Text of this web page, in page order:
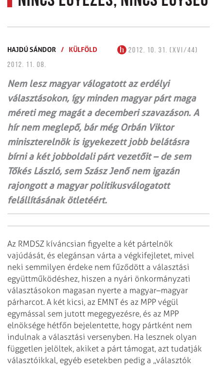
HAJDÚ SÁNDOR / KÜLFÖLD
2012. 10. 31. (XVI/44)
2012. 11. 08.
Nem lesz magyar válogatott az erdélyi
választásokon, így minden magyar párt maga
méreti meg magát a decemberi szavazáson. A
hír nem meglepő, bár még Orbán Viktor
miniszterelnök is igyekezett jobb belátásra
bírni a két jobboldali párt vezetőit – de sem
Tőkés László, sem Szász Jenő nem igazán
rajongott a magyar politikusválogatott
felállításának ötletéért.
Az RMDSZ kíváncsian figyelte a két pártelnök
vajúdását, és elegánsan várta a végkifejletet, mivel
neki semmilyen érdeke nem fűződött a választási
együttműködéshez, hiszen a nyári önkormányzati
választásokon magasan nyerte a magyar–magyar
párharcot. A két kicsi, az EMNT és az MPP végül
egymással sem jutott megegyezésre, és az MPP
elnöksége hétfőn bejelentette, hogy pártként nem
indulnak a választási versenyben. Ha lesznek olyan
független jelöltek, akiket a párt támogat, azt tudatják
választóikkal, egyéb esetekben pedig a „választók